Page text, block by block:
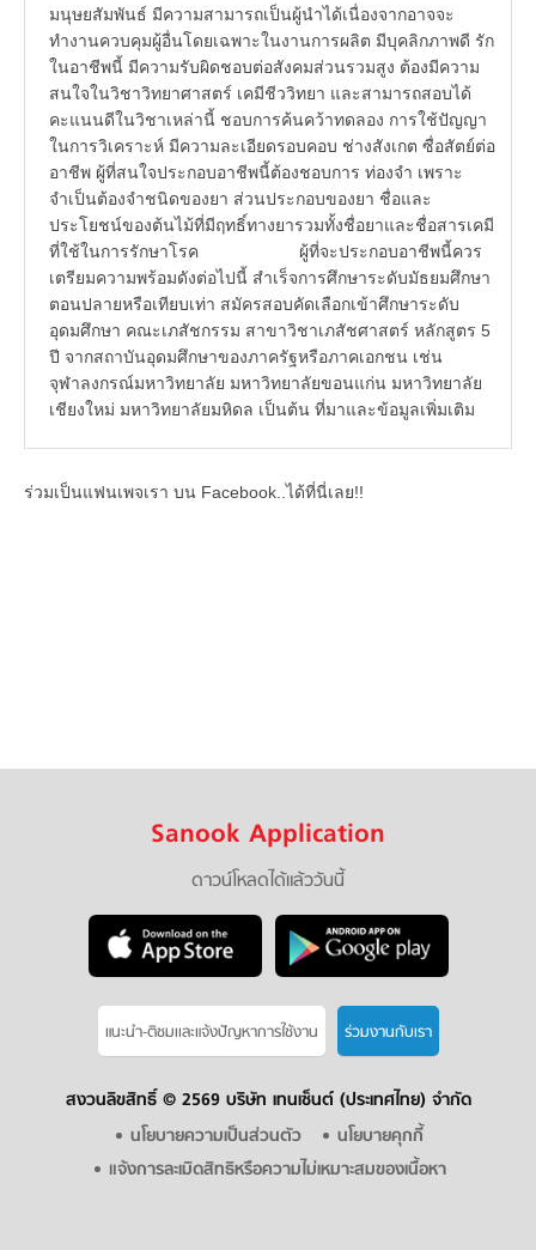
มนุษยสัมพันธ์ มีความสามารถเป็นผู้นำได้เนื่องจากอาจจะ
ทำงานควบคุมผู้อื่นโดยเฉพาะในงานการผลิต มีบุคลิกภาพดี รัก
ในอาชีพนี้ มีความรับผิดชอบต่อสังคมส่วนรวมสูง ต้องมีความ
สนใจในวิชาวิทยาศาสตร์ เคมีชีววิทยา และสามารถสอบได้
คะแนนดีในวิชาเหล่านี้ ชอบการค้นคว้าทดลอง การใช้ปัญญา
ในการวิเคราะห์ มีความละเอียดรอบคอบ ช่างสังเกต ซื่อสัตย์ต่อ
อาชีพ ผู้ที่สนใจประกอบอาชีพนี้ต้องชอบการ ท่องจำ เพราะ
จำเป็นต้องจำชนิดของยา ส่วนประกอบของยา ชื่อและ
ประโยชน์ของต้นไม้ที่มีฤทธิ์ทางยารวมทั้งชื่อยาและชื่อสารเคมี
ที่ใช้ในการรักษาโรค ผู้ที่จะประกอบอาชีพนี้ควร
เตรียมความพร้อมดังต่อไปนี้ สำเร็จการศึกษาระดับมัธยมศึกษา
ตอนปลายหรือเทียบเท่า สมัครสอบคัดเลือกเข้าศึกษาระดับ
อุดมศึกษา คณะเภสัชกรรม สาขาวิชาเภสัชศาสตร์ หลักสูตร 5
ปี จากสถาบันอุดมศึกษาของภาครัฐหรือภาคเอกชน เช่น
จุฬาลงกรณ์มหาวิทยาลัย มหาวิทยาลัยขอนแก่น มหาวิทยาลัย
เชียงใหม่ มหาวิทยาลัยมหิดล เป็นต้น ที่มาและข้อมูลเพิ่มเติม
ร่วมเป็นแฟนเพจเรา บน Facebook..ได้ที่นี่เลย!!
Sanook Application
ดาวน์โหลดได้แล้ววันนี้
แนะนำ-ติชมเเละแจ้งปัญหาการใช้งาน ร่วมงานกับเรา
สงวนลิขสิทธิ์ © 2569 บริษัท เทนเซ็นต์ (ประเทศไทย) จำกัด
นโยบายความเป็นส่วนตัว
นโยบายคุกกี้
แจ้งการละเมิดสิทธิหรือความไม่เหมาะสมของเนื้อหา